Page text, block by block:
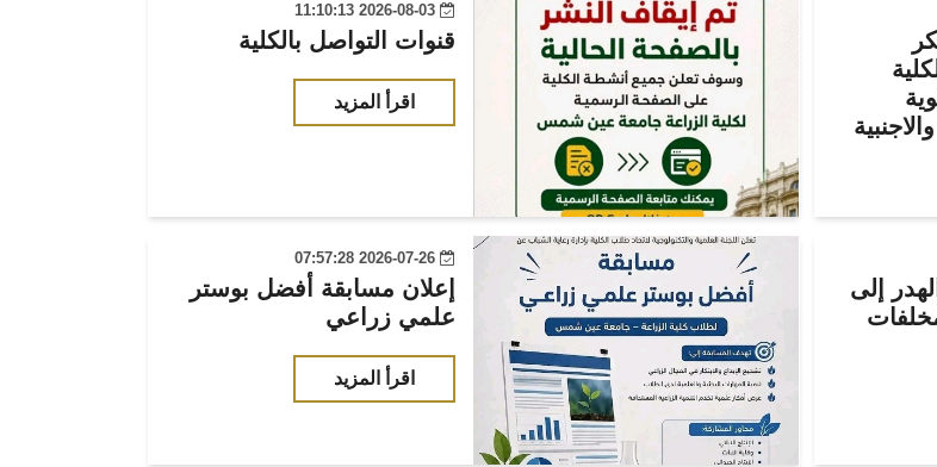
2026-08-03 11:10:13
قنوات التواصل بالكلية
اقرأ المزيد
2026-07-26 07:57:28
علمي زراعي
اقرأ المزيد